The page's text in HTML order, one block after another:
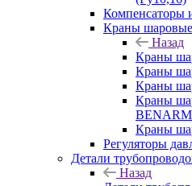
Компенсаторы
Краны шаровые
Назад
Краны
Краны
Краны
Краны
Краны
Регуляторы
Детали
Назад